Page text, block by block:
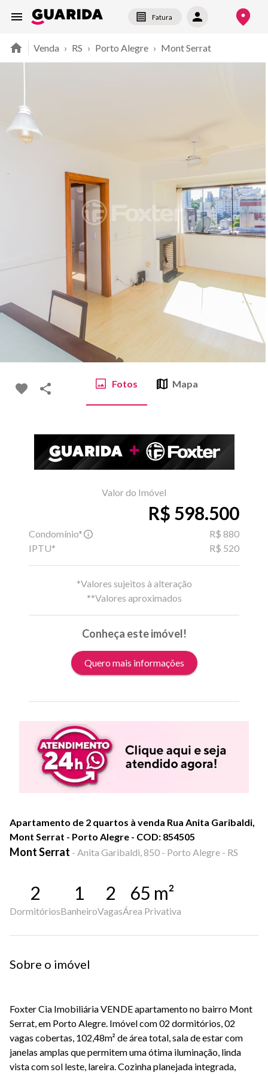
Fatura
Venda › RS › Porto Alegre › Mont Serrat
Fotos Mapa
Valor do Imóvel
R$ 598.500
Condomínio*
R$ 880
IPTU*
R$ 520
*Valores sujeitos à alteração
**Valores aproximados
Conheça este imóvel!
Quero mais informações
Apartamento de 2 quartos à venda Rua Anita Garibaldi,
Mont Serrat - Porto Alegre - COD: 854505
Mont Serrat - Anita Garibaldi, 850 - Porto Alegre - RS
2
Dormitórios
1
Banheiro
2
Vagas
65 m²
Área Privativa
Sobre o imóvel
Foxter Cia Imobiliária VENDE apartamento no bairro Mont
Serrat, em Porto Alegre. Imóvel com 02 dormitórios, 02
vagas cobertas, 102,48m² de área total, sala de estar com
janelas amplas que permitem uma ótima iluminação, linda
vista com sol leste, lareira. Cozinha planejada integrada,